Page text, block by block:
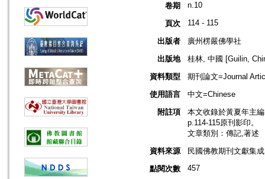
卷期
n.10
頁次 114 - 115
出版者
廣州楞嚴佛學社
出版地
桂林, 中國 [Guilin,
資料類型
期刊論文=Journal
使用語言
中文=Chinese
附註項
本文收錄於黃夏年主
p.114-115原刊影印。
文章類別：傳記,著述
資料來源
民國佛教期刊文獻集
點閱次數
457